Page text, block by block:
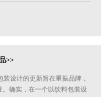
>>
设计的更新旨在重振品牌，
确实，在一个以饮料包装设